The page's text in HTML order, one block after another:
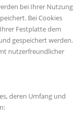
bei Ihrer Nutzung
Bei Cookies
Festplatte dem
gespeichert werden.
nutzerfreundlicher
deren Umfang und